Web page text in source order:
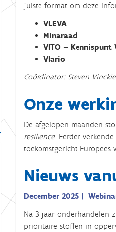
juiste format om deze
VLEVA
Minaraad
VITO – Kennispunt
Vlario
Coördinator: Steven
Onze
De afgelopen maanden
resilience. Eerder
toekomstgericht Europees
Nieuws
December 2025 |
Na 3 jaar onderhandelen
prioritaire stoffen in